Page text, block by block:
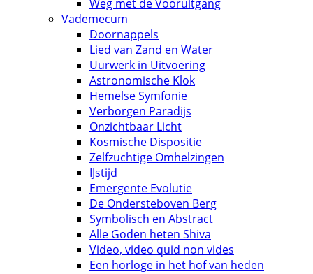
Weg met de Vooruitgang
Vademecum
Doornappels
Lied van Zand en Water
Uurwerk in Uitvoering
Astronomische Klok
Hemelse Symfonie
Verborgen Paradijs
Onzichtbaar Licht
Kosmische Dispositie
Zelfzuchtige Omhelzingen
IJstijd
Emergente Evolutie
De Ondersteboven Berg
Symbolisch en Abstract
Alle Goden heten Shiva
Video, video quid non vides
Een horloge in het hof van heden